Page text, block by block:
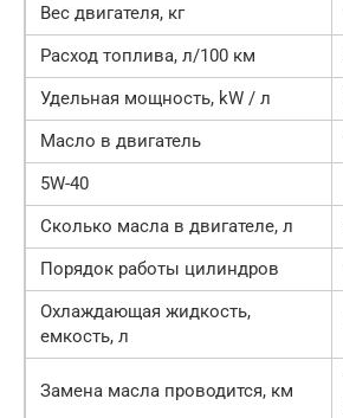
Вес двигателя, кг
Расход топлива, л/100 км
Удельная мощность, kW / л
Масло в двигатель
5W-40
Сколько масла в двигателе, л
Порядок работы цилиндров
Охлаждающая жидкость,
емкость, л
Замена масла проводится, км